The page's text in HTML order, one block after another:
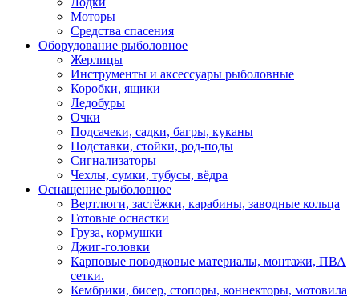
Моторы
Средства спасения
Оборудование рыболовное
Жерлицы
Инструменты и аксессуары рыболовные
Коробки, ящики
Ледобуры
Очки
Подсачеки, садки, багры, куканы
Подставки, стойки, род-поды
Сигнализаторы
Чехлы, сумки, тубусы, вёдра
Оснащение рыболовное
Вертлюги, застёжки, карабины, заводные кольца
Готовые оснастки
Груза, кормушки
Джиг-головки
Карповые поводковые материалы, монтажи, ПВА
сетки.
Кембрики, бисер, стопоры, коннекторы, мотовила